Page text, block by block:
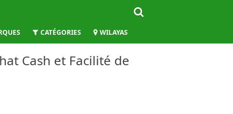
CATÉGORIES WILAYAS
Cash et Facilité de